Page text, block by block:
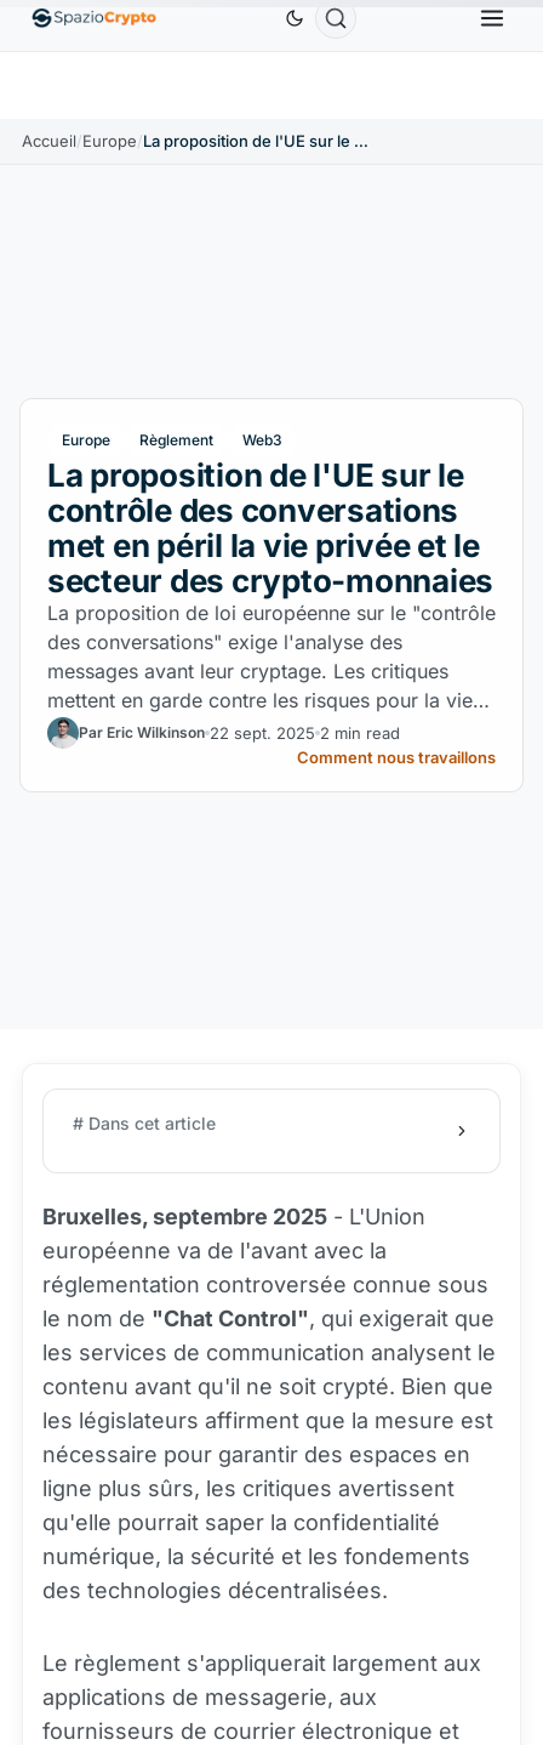
EthereumETH1 880,58 $US Tether USDT0,9991 $US BNB
Accueil/Europe/ La proposition de l'UE sur le contrôle des conversations met en péril la vie privée et le secteur des crypto-monnaies
Europe Règlement Web3
La proposition de l'UE sur le
contrôle des conversations
met en péril la vie privée et le
secteur des crypto-monnaies
La proposition de loi européenne sur le "contrôle
des conversations" exige l'analyse des
messages avant leur cryptage. Les critiques
mettent en garde contre les risques pour la vie
privée, la sécurité et l'avenir des plateformes
cryptographiques et Web3 en Europe.
Par Eric Wilkinson 22 sept. 2025 2 min read
Comment nous travaillons
# Dans cet article
Bruxelles, septembre 2025 - L'Union
européenne va de l'avant avec la
réglementation controversée connue sous
le nom de "Chat Control", qui exigerait que
les services de communication analysent le
contenu avant qu'il ne soit crypté. Bien que
les législateurs affirment que la mesure est
nécessaire pour garantir des espaces en
ligne plus sûrs, les critiques avertissent
qu'elle pourrait saper la confidentialité
numérique, la sécurité et les fondements
des technologies décentralisées.
Le règlement s'appliquerait largement aux
applications de messagerie, aux
fournisseurs de courrier électronique et